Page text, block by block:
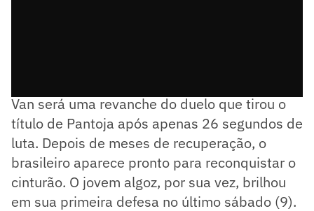
Van será uma revanche do duelo que tirou o
título de Pantoja após apenas 26 segundos de
luta. Depois de meses de recuperação, o
brasileiro aparece pronto para reconquistar o
cinturão. O jovem algoz, por sua vez, brilhou
em sua primeira defesa no último sábado (9).